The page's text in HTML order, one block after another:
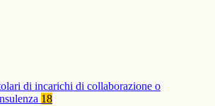
di incarichi di collaborazione o
18